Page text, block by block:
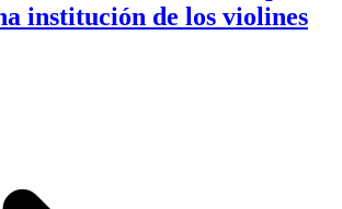
institución de los violines